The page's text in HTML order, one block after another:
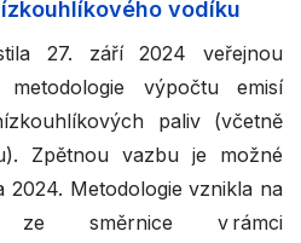
vodíku
27. září 2024 veřejnou
metodologie výpočtu emisí
paliv (včetně
Zpětnou vazbu je možné
2024. Metodologie vznikla na
ze směrnice v rámci